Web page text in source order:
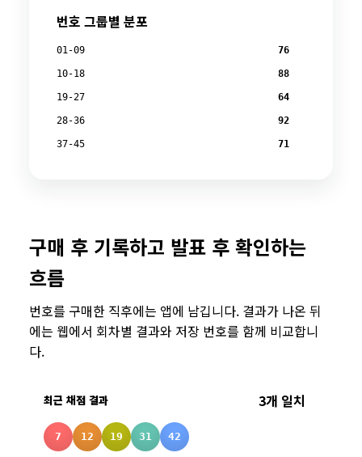
번호 그룹별 분포
01-09 76
10-18 88
19-27 64
28-36 92
37-45 71
구매 후 기록하고 발표 후 확인하는
흐름
번호를 구매한 직후에는 앱에 남깁니다. 결과가 나온 뒤
에는 웹에서 회차별 결과와 저장 번호를 함께 비교합니
다.
최근 채점 결과 3개 일치
7 12 19 31 42